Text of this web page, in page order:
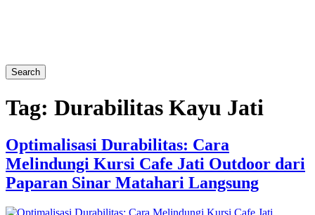
Search
Tag: Durabilitas Kayu Jati
Optimalisasi Durabilitas: Cara
Melindungi Kursi Cafe Jati Outdoor dari
Paparan Sinar Matahari Langsung